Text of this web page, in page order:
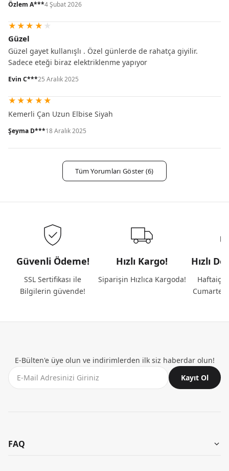
Özlem A***4 Şubat 2026
★ ★ ★ ★ ★
Güzel
Güzel gayet kullanışlı . Özel günlerde de rahatça giyilir.
Sadece eteği biraz elektriklenme yapıyor
Evin C***25 Aralık 2025
★ ★ ★ ★ ★
Kemerli Çan Uzun Elbise Siyah
Şeyma D***18 Aralık 2025
Tüm Yorumları Göster (6)
Güvenli Ödeme!
SSL Sertifikası ile
Bilgilerin güvende!
Hızlı Kargo!
Siparişin Hızlıca Kargoda!
Hızlı
Haftaiçi
E-Bülten'e üye olun ve indirimlerden ilk siz haberdar olun!
Kayıt Ol
FAQ